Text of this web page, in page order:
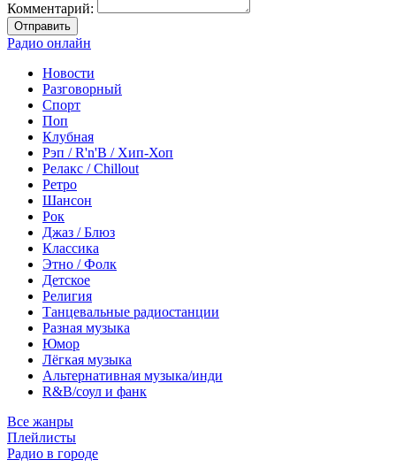
Комментарий:
Отправить
Радио онлайн
Новости
Разговорный
Спорт
Поп
Клубная
Рэп / R'n'B / Хип-Хоп
Релакс / Chillout
Ретро
Шансон
Рок
Джаз / Блюз
Классика
Этно / Фолк
Детское
Религия
Танцевальные радиостанции
Разная музыка
Юмор
Лёгкая музыка
Альтернативная музыка/инди
R&B/cоул и фанк
Все жанры
Плейлисты
Радио в городе